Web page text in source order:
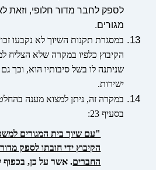
לספק לחבר מדור חלופי, וזאת
מגורים.
במסגרת תקנות השיוך לא נקבעו
הקיבוץ כלפיו במקרה שלא הצליח
שניתנה לו בשל סיבותיו הוא, וכך גם
ישירות.
במקרה זה, ניתן למצוא מענה
בסעיף 23:
"עם שיוך ביתהמגורים
הקיבוץ ידי חובתו לספק
החברים. אשר על כן, בכפוף